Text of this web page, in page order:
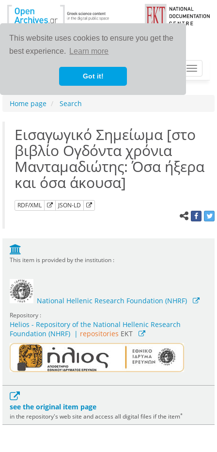
This website uses cookies to ensure you get the
best experience.
Learn more
Got it!
Toggle
Home page Search
Εισαγωγικό Σημείωμα [στο
βιβλίο Ογδόντα χρόνια
Μανταμαδιώτης: Όσα ήξερα
και όσα άκουσα]
RDF/XML JSON-LD
This item is provided by the institution :
National Hellenic Research Foundation (NHRF)
Repository :
Helios - Repository of the National Hellenic Research
Foundation (NHRF) | repositories EKT
see the original item page
in the repository's web site and access all digital files if the item*